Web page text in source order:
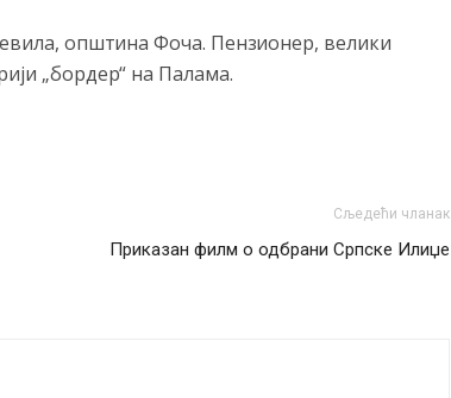
општина Фоча. Пeнзионeр, вeлики
„бордeр“ на Палама.
Сљедећи чланак
Приказан филм о одбрани Српске Илиџе